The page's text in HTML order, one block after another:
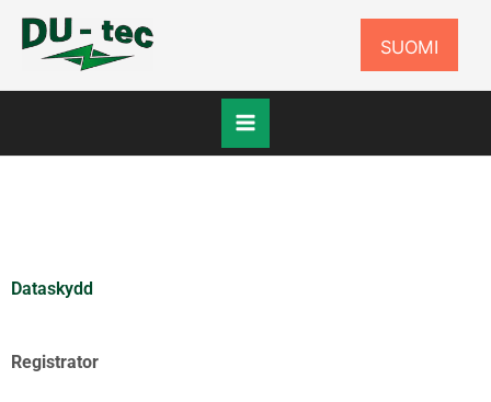
Hoppa
innehåll
SUOMI
Dataskydd
Registrator